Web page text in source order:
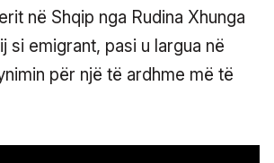
në Shqip nga Rudina Xhunga
si emigrant, pasi u largua në
për një të ardhme më të